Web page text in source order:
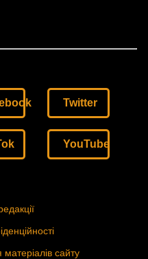
Twitter
YouTube
сайту